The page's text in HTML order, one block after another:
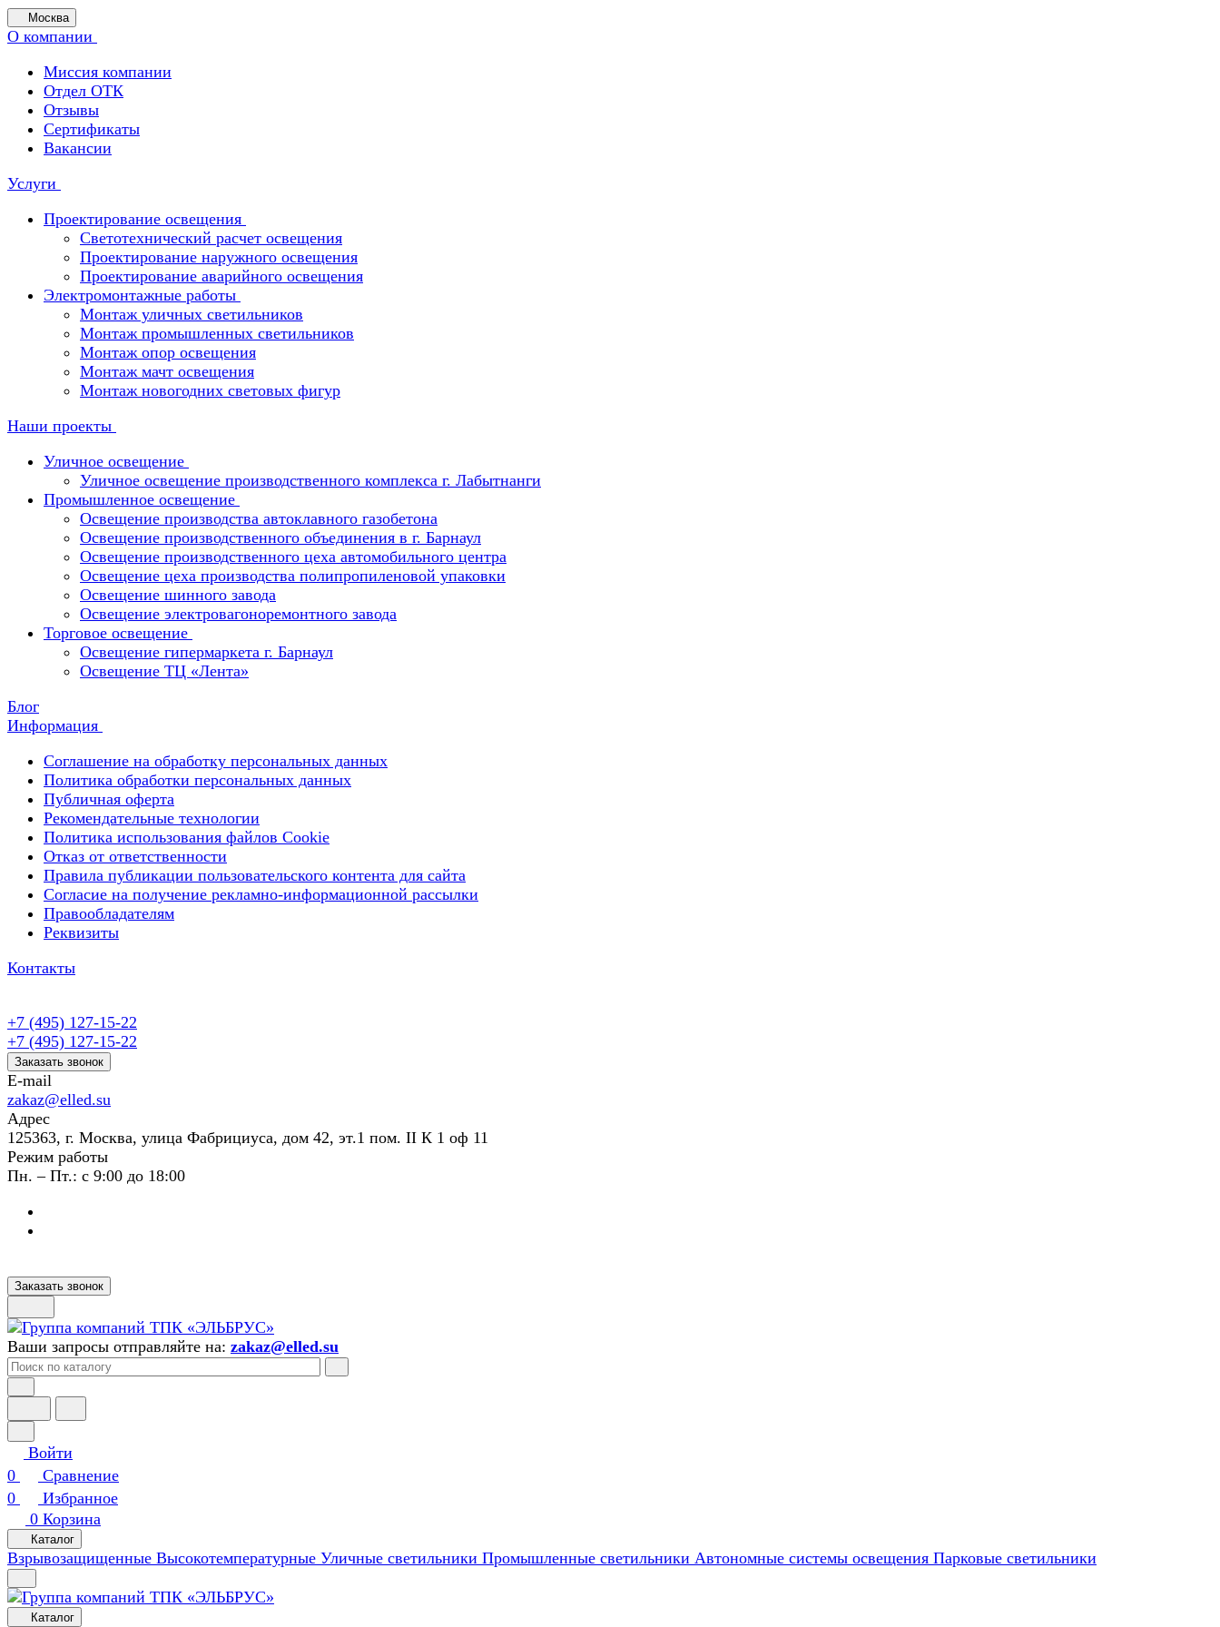
Москва
О компании
Миссия компании
Отдел ОТК
Отзывы
Сертификаты
Вакансии
Услуги
Проектирование освещения
Светотехнический расчет освещения
Проектирование наружного освещения
Проектирование аварийного освещения
Электромонтажные работы
Монтаж уличных светильников
Монтаж промышленных светильников
Монтаж опор освещения
Монтаж мачт освещения
Монтаж новогодних световых фигур
Наши проекты
Уличное освещение
Уличное освещение производственного комплекса г. Лабытнанги
Промышленное освещение
Освещение производства автоклавного газобетона
Освещение производственного объединения в г. Барнаул
Освещение производственного цеха автомобильного центра
Освещение цеха производства полипропиленовой упаковки
Освещение шинного завода
Освещение электровагоноремонтного завода
Торговое освещение
Освещение гипермаркета г. Барнаул
Освещение ТЦ «Лента»
Блог
Информация
Соглашение на обработку персональных данных
Политика обработки персональных данных
Публичная оферта
Рекомендательные технологии
Политика использования файлов Cookie
Отказ от ответственности
Правила публикации пользовательского контента для сайта
Согласие на получение рекламно-информационной рассылки
Правообладателям
Реквизиты
Контакты
+7 (495) 127-15-22
+7 (495) 127-15-22
Заказать звонок
E-mail
zakaz@elled.su
Адрес
125363, г. Москва, улица Фабрициуса, дом 42, эт.1 пом. II К 1 оф 11
Режим работы
Пн. – Пт.: с 9:00 до 18:00
Заказать звонок
Ваши запросы отправляйте на: zakaz@elled.su
Войти
0
Сравнение
0
Избранное
0 Корзина
Каталог
Взрывозащищенные Высокотемпературные Уличные светильники Промышленные светильники Автономные системы освещения Парковые светильники
Каталог